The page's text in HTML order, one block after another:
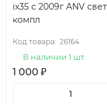
ix35 с 2009г ANV
компл
Код товара: 26164
В наличии 1 шт.
1 000 ₽